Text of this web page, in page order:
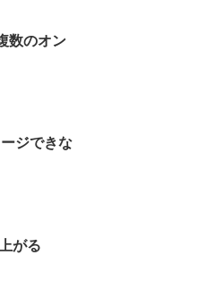
数のオン
ジできな
がる